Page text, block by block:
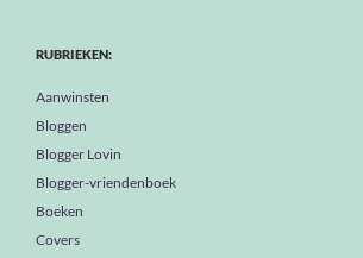
RUBRIEKEN:
Aanwinsten
Bloggen
Blogger Lovin
Blogger-vriendenboek
Boeken
Covers